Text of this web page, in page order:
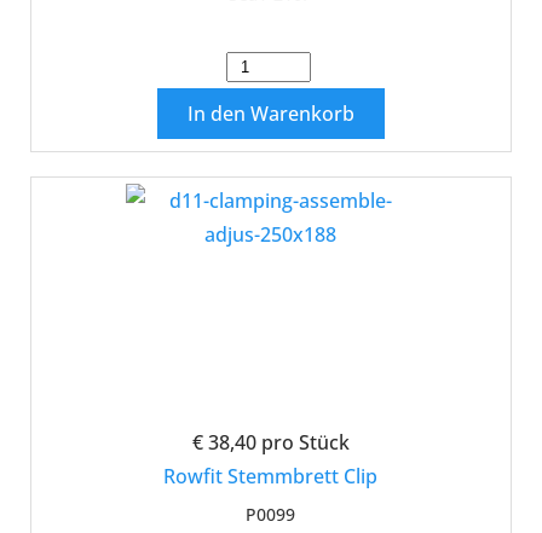
In den Warenkorb
€ 38,40 pro Stück
Rowfit Stemmbrett Clip
P0099